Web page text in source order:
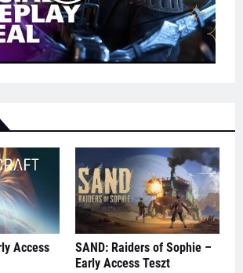
Access
SAND: Raiders of Sophie –
Early Access Teszt